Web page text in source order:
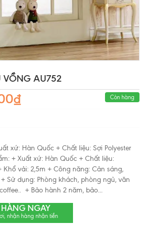
VỒNG AU752
Còn hàng
xứ: Hàn Quốc + Chất liệu: Sợi Polyester
+ Xuất xứ: Hàn Quốc + Chất liệu:
Khổ vải: 2,5m + Công năng: Cản sáng,
Sử dụng: Phòng khách, phòng ngủ, văn
+ Bảo hành 2 năm, bảo...
NGAY
nhận hàng nhận tiền